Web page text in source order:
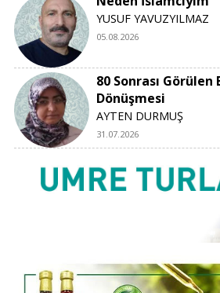
YUSUF YAVUZYILMAZ
05.08.2026
80 Sonrası Görülen
Dönüşmesi
AYTEN DURMUŞ
31.07.2026